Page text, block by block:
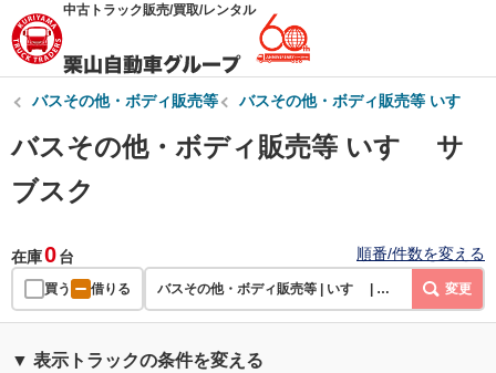
中古トラック販売/買取/レンタル
バスその他・ボディ販売等 バスその他・ボディ販売等 いすゞ
バスその他・ボディ販売等 いすゞ サ
ブスク
在庫0台 順番/件数を変える
買う 借りる バスその他・ボディ販売等 | いすゞ | サブスク 変更
▼ 表示トラックの条件を変える